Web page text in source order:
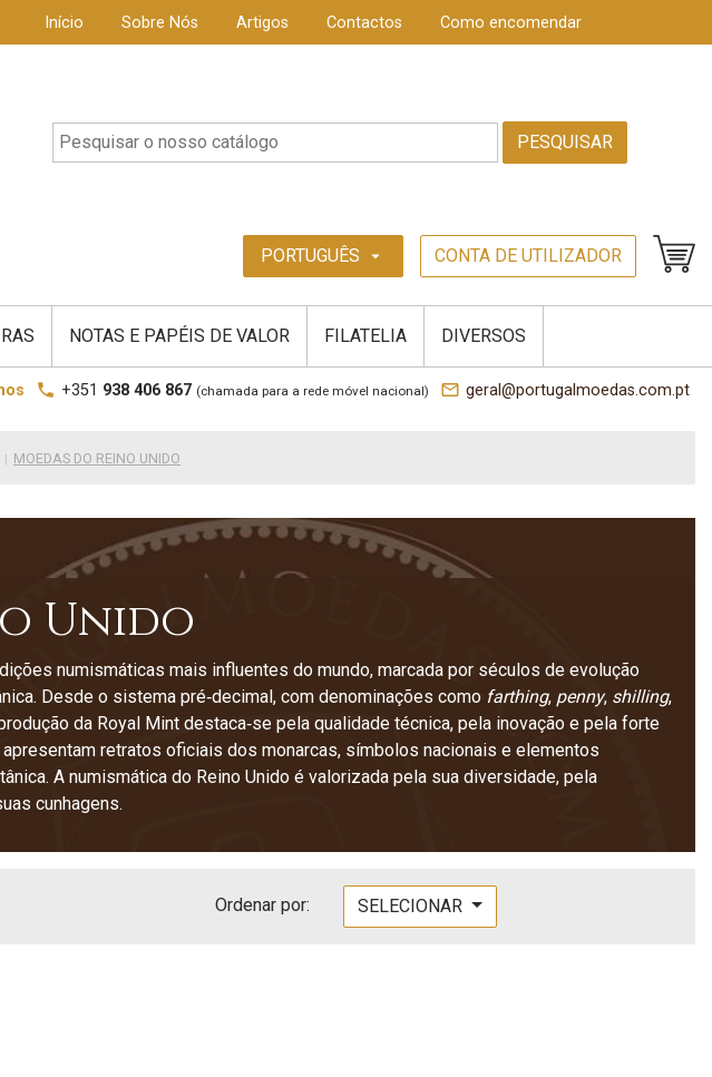
Início Sobre Nós Artigos Contactos Como encomendar
PESQUISAR
PORTUGUÊS arrow_drop_down CONTA DE UTILIZADOR
NOTAS E PAPÉIS DE VALOR FILATELIA DIVERSOS
local_phone +351 938 406 867 (chamada para a rede móvel nacional) mail_outline geral@portugalmoedas.com.pt
MOEDAS DO REINO UNIDO
Unido
numismáticas mais influentes do mundo, marcada por séculos de evolução
Desde o sistema pré‑decimal, com denominações como farthing, penny, shilling,
da Royal Mint destaca‑se pela qualidade técnica, pela inovação e pela forte
retratos oficiais dos monarcas, símbolos nacionais e elementos
A numismática do Reino Unido é valorizada pela sua diversidade, pela
cunhagens.
Ordenar por: SELECIONAR